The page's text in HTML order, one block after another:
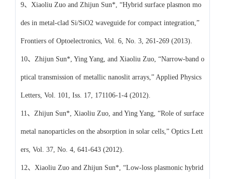
9、Xiaoliu Zuo and Zhijun Sun*, “Hybrid surface plasmon mo
des in metal-clad Si/SiO2 waveguide for compact integration,”
Frontiers of Optoelectronics, Vol. 6, No. 3, 261-269 (2013).
10、Zhijun Sun*, Ying Yang, and Xiaoliu Zuo, “Narrow-band o
ptical transmission of metallic nanoslit arrays,” Applied Physics
Letters, Vol. 101, Iss. 17, 171106-1-4 (2012).
11、Zhijun Sun*, Xiaoliu Zuo, and Ying Yang, “Role of surface
metal nanoparticles on the absorption in solar cells,” Optics Lett
ers, Vol. 37, No. 4, 641-643 (2012).
12、Xiaoliu Zuo and Zhijun Sun*, “Low-loss plasmonic hybrid